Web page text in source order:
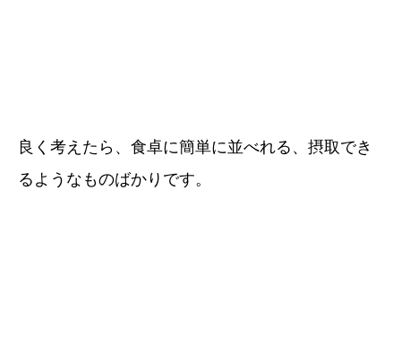
良く考えたら、食卓に簡単に並べれる、摂取でき
るようなものばかりです。